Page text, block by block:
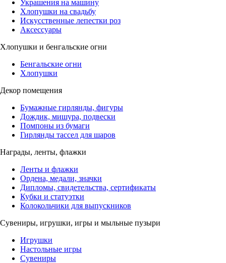
Украшения на машину
Хлопушки на свадьбу
Искусственные лепестки роз
Аксессуары
Хлопушки и бенгальские огни
Бенгальские огни
Хлопушки
Декор помещения
Бумажные гирлянды, фигуры
Дождик, мишура, подвески
Помпоны из бумаги
Гирлянды тассел для шаров
Награды, ленты, флажки
Ленты и флажки
Ордена, медали, значки
Дипломы, свидетельства, сертификаты
Кубки и статуэтки
Колокольчики для выпускников
Сувениры, игрушки, игры и мыльные пузыри
Игрушки
Настольные игры
Сувениры